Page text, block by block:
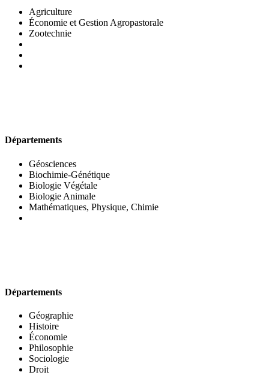
Agriculture
Économie et Gestion Agropastorale
Zootechnie
Départements
Géosciences
Biochimie-Génétique
Biologie Végétale
Biologie Animale
Mathématiques, Physique, Chimie
Départements
Géographie
Histoire
Économie
Philosophie
Sociologie
Droit